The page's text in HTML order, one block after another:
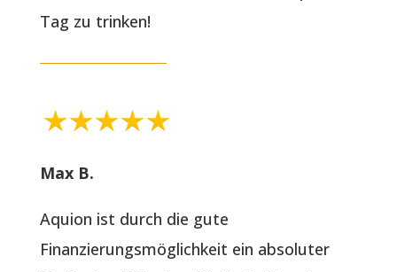
Tag zu trinken!
Max B.
Aquion ist durch die gute
Finanzierungsmöglichkeit ein absoluter